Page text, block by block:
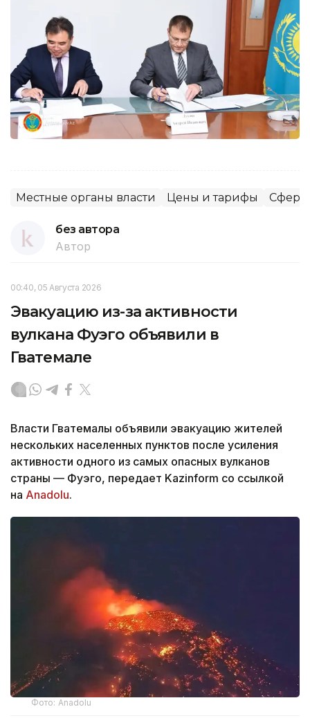
Местные органы власти Цены и тарифы Сфера
без автора
Автор
00:40, 05 Августа 2026
Эвакуацию из-за активности
вулкана Фуэго объявили в
Гватемале
Власти Гватемалы объявили эвакуацию жителей
нескольких населенных пунктов после усиления
активности одного из самых опасных вулканов
страны — Фуэго, передает Kazinform со ссылкой
на Anadolu.
Фото: Anadolu